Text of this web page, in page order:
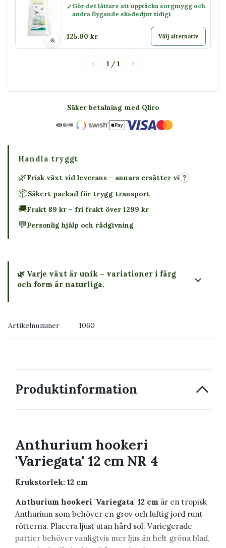
Gör det lättare att upptäcka sorgmygg och
andra flygande skadedjur tidigt
125.00 kr Välj alternativ
1 / 1
Säker betalning med Qliro
Handla tryggt
🌿Frisk växt vid leverans – annars ersätter vi ?
📦Säkert packad för trygg transport
🚚Frakt 89 kr – fri frakt över 1299 kr
💬Personlig hjälp och rådgivning
🌿 Varje växt är unik – variationer i färg
och form är naturliga.
Artikelnummer 1060
Produktinformation
Anthurium hookeri
'Variegata' 12 cm NR 4
Krukstorlek: 12 cm
Anthurium hookeri 'Variegata' 12 cm är en tropisk
Anthurium som behöver en grov och luftig jord runt
rötterna. Placera ljust utan hård sol. Variegerade
partier behöver vanligtvis mer ljus än helt gröna blad,